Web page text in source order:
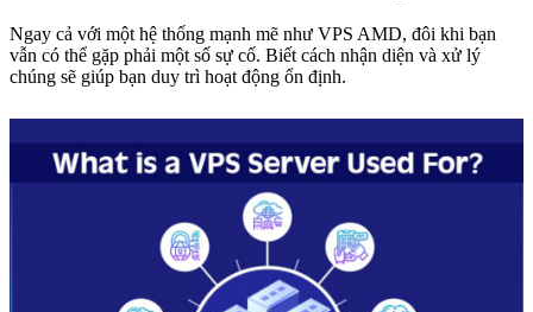
Ngay cả với một hệ thống mạnh mẽ như VPS AMD, đôi khi bạn
vẫn có thể gặp phải một số sự cố. Biết cách nhận diện và xử lý
chúng sẽ giúp bạn duy trì hoạt động ổn định.